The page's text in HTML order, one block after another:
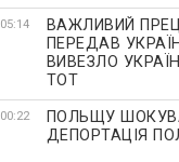
05:14
ВАЖЛИВИЙ
ПЕРЕДАВ
ВИВЕЗЛО
ТОТ
00:22
ПОЛЬЩУ
ДЕПОРТАЦІЯ